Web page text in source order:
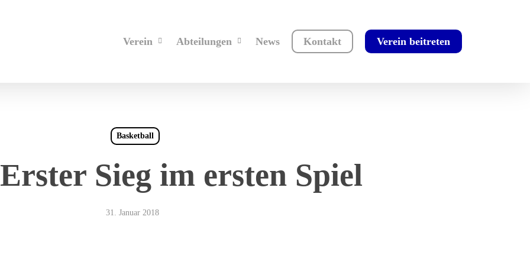
Verein Abteilungen News Kontakt Verein beitreten
Basketball
Sieg im ersten Spiel
31. Januar 2018